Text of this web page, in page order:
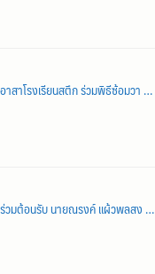
สาโรงเรียนสตึก ร่วมพิธีซ้อมวา …
วมต้อนรับ นายณรงค์ แผ้วพลสง …